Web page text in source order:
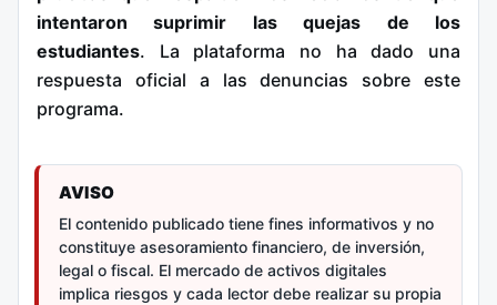
intentaron suprimir las quejas de los
estudiantes. La plataforma no ha dado una
respuesta oficial a las denuncias sobre este
programa.
AVISO
El contenido publicado tiene fines informativos y no
constituye asesoramiento financiero, de inversión,
legal o fiscal. El mercado de activos digitales
implica riesgos y cada lector debe realizar su propia